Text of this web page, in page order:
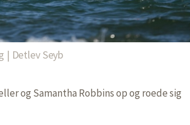
| Detlev Seyb
og Samantha Robbins op og roede sig